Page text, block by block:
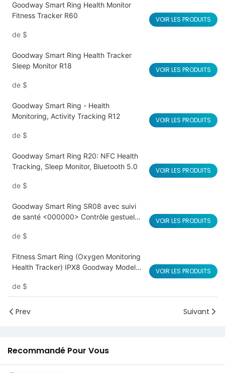
Goodway Smart Ring Health Monitor
Fitness Tracker R60
de $
VOIR LES PRODUITS
Goodway Smart Ring Health Tracker
Sleep Monitor R18
de $
VOIR LES PRODUITS
Goodway Smart Ring - Health
Monitoring, Activity Tracking R12
de $
VOIR LES PRODUITS
Goodway Smart Ring R20: NFC Health
Tracking, Sleep Monitor, Bluetooth 5.0
de $
VOIR LES PRODUITS
Goodway Smart Ring SR08 avec suivi
de santé <000000> Contrôle gestuel
de $
VOIR LES PRODUITS
Fitness Smart Ring (Oxygen Monitoring
Health Tracker) IPX8 Goodway Model
de $
VOIR LES PRODUITS
Prev Suivant
Recommandé Pour Vous